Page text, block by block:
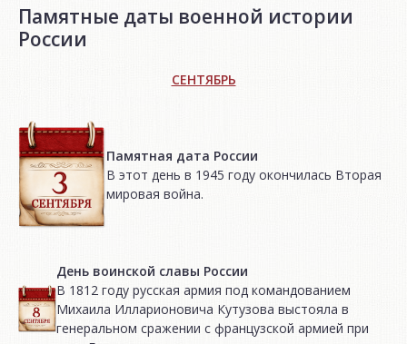
Памятные даты военной истории
России
СЕНТЯБРЬ
Памятная дата России
В этот день в 1945 году окончилась Вторая
мировая война.
День воинской славы России
В 1812 году русская армия под командованием
Михаила Илларионовича Кутузова выстояла в
генеральном сражении с французской армией при